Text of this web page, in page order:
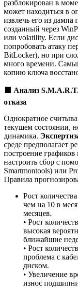
разблокирован в
может находиться в
извлечь его из
созданный через
или volatility. Если
попробовать атаку
BitLocker), но при
много времени.
копию ключа
Анализ
отказа
Однократное
текущем состоянии,
динамика.
среде предполагает
построение
настроить сбор с
Smartmontools) или
Правила
Рост
чем на 10 в
месяцев.
• Рост
высокая
ближайшие
• Рост
проблема с
диском.
• Увеличение
износ